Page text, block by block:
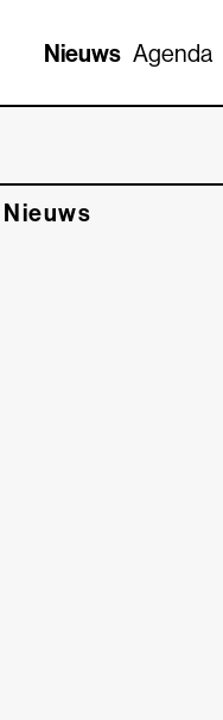
Nieuws Agenda
Nieuws